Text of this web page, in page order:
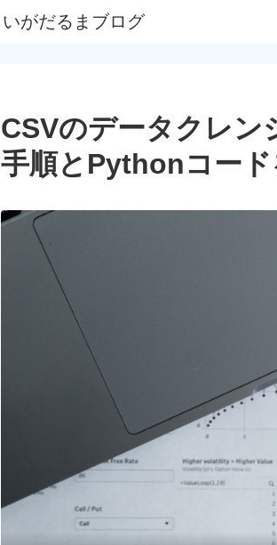
いがだるまブログ
CSVのデータクレン
手順とPythonコー